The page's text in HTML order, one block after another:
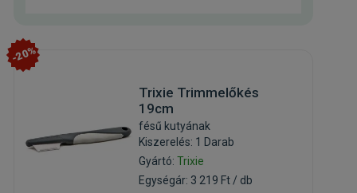
-20%
Trixie Trimmelőkés
19cm
fésű kutyának
Kiszerelés: 1 Darab
Gyártó: Trixie
Egységár: 3 219 Ft / db